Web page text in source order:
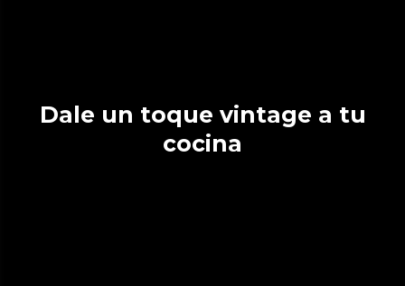
Dale un toque vintage a tu
cocina